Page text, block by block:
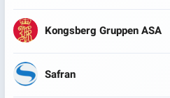
Kongsberg Gruppen ASA
Safran